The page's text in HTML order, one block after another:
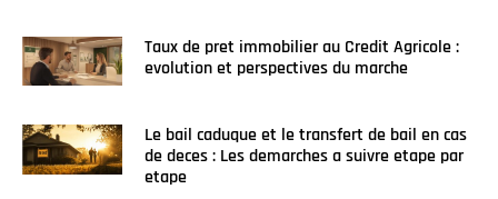
Taux de pret immobilier au Credit Agricole :
evolution et perspectives du marche
Le bail caduque et le transfert de bail en cas
de deces : Les demarches a suivre etape par
etape